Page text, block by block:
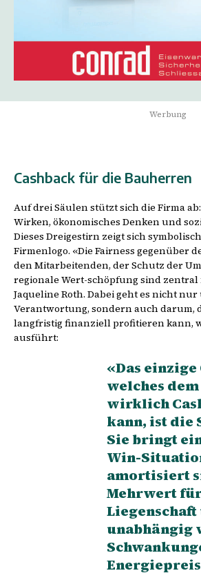
Werbung
Cashback für die Bauherren
Auf drei Säulen stützt sich die Firma
Wirken, ökonomisches Denken und
Dieses Dreigestirn zeigt sich
Firmenlogo. «Die Fairness gegenüber
den Mitarbeitenden, der Schutz der
regionale Wert-schöpfung sind zentral
Jaqueline Roth. Dabei geht es nicht nur
Verantwortung, sondern auch darum,
langfristig finanziell profitieren kann,
ausführt:
«Das
welches
wirklich
kann, ist die
Sie bringt
Win-
amortisiert
Mehrwert
unabhängig